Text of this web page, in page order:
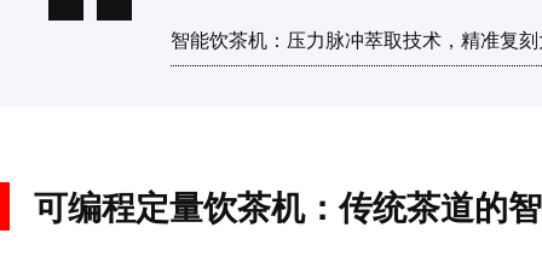
智能饮茶机：压力脉冲萃取技术，精准复
可编程定量饮茶机：传统茶道的